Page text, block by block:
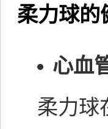
柔力球的
心血
柔力球